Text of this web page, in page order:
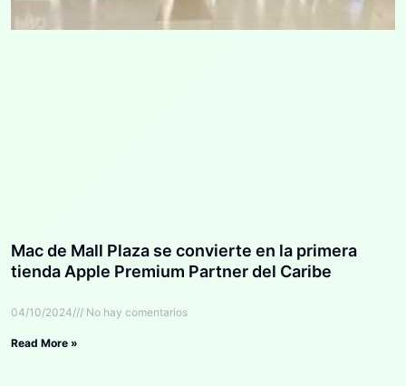
Mac de Mall Plaza se convierte en la primera
tienda Apple Premium Partner del Caribe
04/10/2024 No hay comentarios
Read More »